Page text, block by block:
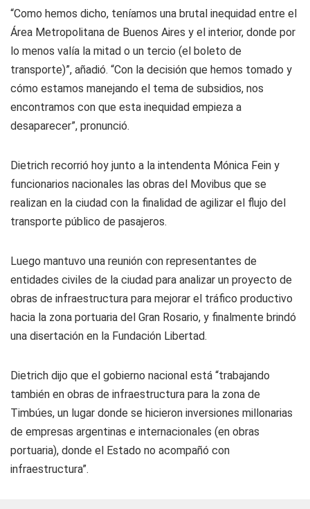
“Como hemos dicho, teníamos una brutal inequidad entre el
Área Metropolitana de Buenos Aires y el interior, donde por
lo menos valía la mitad o un tercio (el boleto de
transporte)”, añadió. “Con la decisión que hemos tomado y
cómo estamos manejando el tema de subsidios, nos
encontramos con que esta inequidad empieza a
desaparecer”, pronunció.
Dietrich recorrió hoy junto a la intendenta Mónica Fein y
funcionarios nacionales las obras del Movibus que se
realizan en la ciudad con la finalidad de agilizar el flujo del
transporte público de pasajeros.
Luego mantuvo una reunión con representantes de
entidades civiles de la ciudad para analizar un proyecto de
obras de infraestructura para mejorar el tráfico productivo
hacia la zona portuaria del Gran Rosario, y finalmente brindó
una disertación en la Fundación Libertad.
Dietrich dijo que el gobierno nacional está “trabajando
también en obras de infraestructura para la zona de
Timbúes, un lugar donde se hicieron inversiones millonarias
de empresas argentinas e internacionales (en obras
portuaria), donde el Estado no acompañó con
infraestructura”.